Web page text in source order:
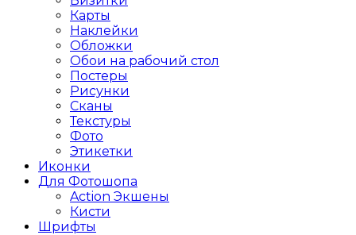
Карты
Наклейки
Обложки
Обои на рабочий стол
Постеры
Рисунки
Сканы
Текстуры
Фото
Этикетки
Иконки
Для Фотошопа
Action Экшены
Кисти
Шрифты